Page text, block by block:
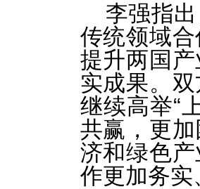
李强指
传统领域
提升两国
实成果。
继续高举“
共赢，更
济和绿色
作更加务